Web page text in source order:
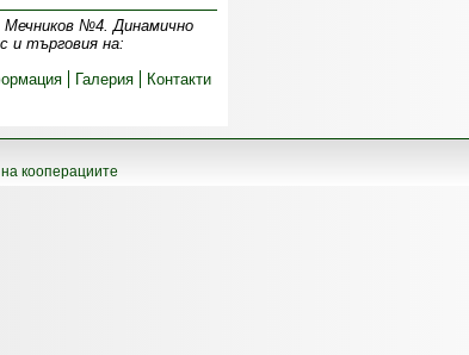
Мечников №4. Динамично
и търговия на:
Галерия Контакти
на кооперациите